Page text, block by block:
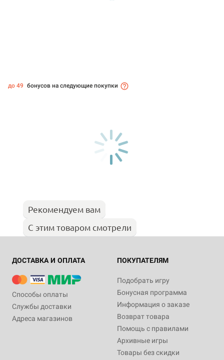
до 49 бонусов на следующие покупки
Рекомендуем вам
С этим товаром смотрели
ДОСТАВКА И ОПЛАТА
Способы оплаты
Службы доставки
Адреса магазинов
ПОКУПАТЕЛЯМ
Подобрать игру
Бонусная программа
Информация о заказе
Возврат товара
Помощь с правилами
Архивные игры
Товары без скидки